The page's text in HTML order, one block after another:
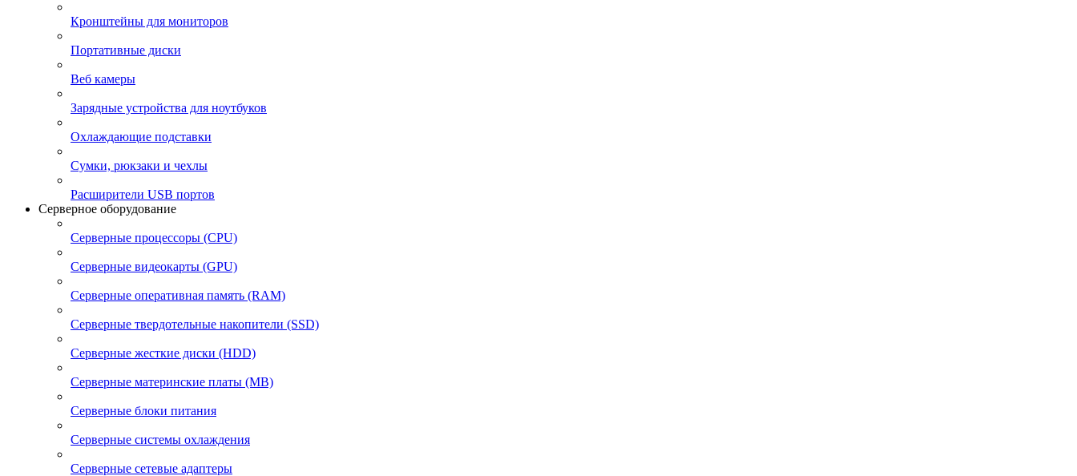
Кронштейны для мониторов
Портативные диски
Веб камеры
Зарядные устройства для ноутбуков
Охлаждающие подставки
Сумки, рюкзаки и чехлы
Расширители USB портов
Серверное оборудование
Серверные процессоры (CPU)
Серверные видеокарты (GPU)
Серверные оперативная память (RAM)
Серверные твердотельные накопители (SSD)
Серверные жесткие диски (HDD)
Серверные материнские платы (MB)
Серверные блоки питания
Серверные системы охлаждения
Серверные сетевые адаптеры